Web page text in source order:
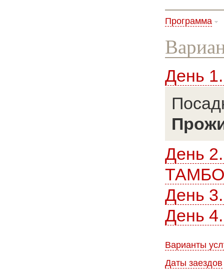
Программа
День
День
День
День
Варианты
Даты заездов